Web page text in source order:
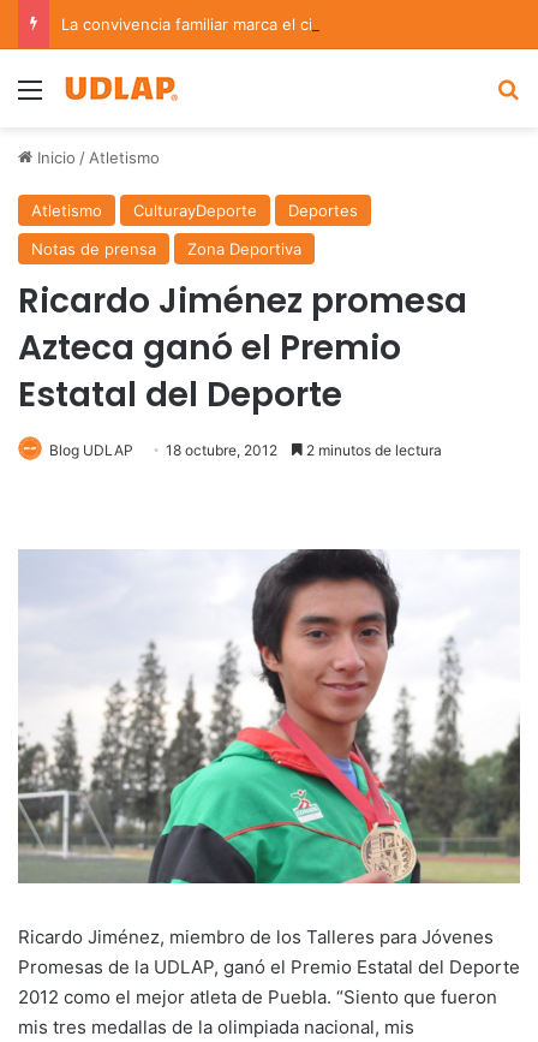
Menu
Inicio / Atletismo
Atletismo CulturayDeporte
Deportes
Notas de prensa
Zona Deportiva
Ricardo Jiménez promesa
Azteca ganó el Premio
Estatal del Deporte
Blog UDLAP 18 octubre, 2012 2 minutos de lectura
Ricardo Jiménez, miembro de los Talleres para Jóvenes
Promesas de la UDLAP, ganó el Premio Estatal del Deporte
2012 como el mejor atleta de Puebla. “Siento que fueron
mis tres medallas de la olimpiada nacional, mis